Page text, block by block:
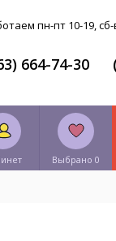
пн-пт 10-19, сб-
664-74-30
Выбрано 0